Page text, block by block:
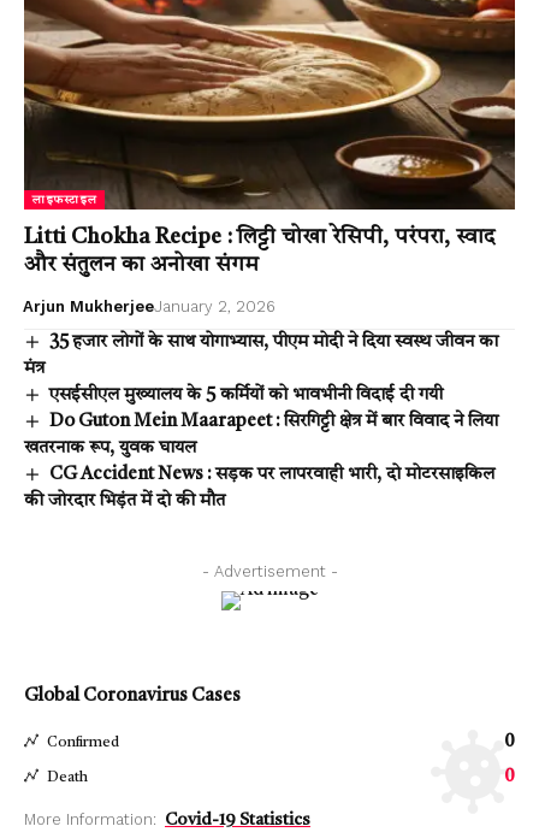
लाइफस्टाइल
Litti Chokha Recipe : लिट्टी चोखा रेसिपी, परंपरा, स्वाद
और संतुलन का अनोखा संगम
Arjun MukherjeeJanuary 2, 2026
35 हजार लोगों के साथ योगाभ्यास, पीएम मोदी ने दिया स्वस्थ जीवन का
मंत्र
एसईसीएल मुख्यालय के 5 कर्मियों को भावभीनी विदाई दी गयी
Do Guton Mein Maarapeet : सिरगिट्टी क्षेत्र में बार विवाद ने लिया
खतरनाक रूप, युवक घायल
CG Accident News : सड़क पर लापरवाही भारी, दो मोटरसाइकिल
की जोरदार भिड़ंत में दो की मौत
- Advertisement -
Global Coronavirus Cases
Confirmed 0
Death 0
More Information: Covid-19 Statistics